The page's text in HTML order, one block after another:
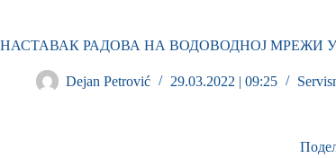
НАСТАВАК РАДОВА НА ВОДОВОДНОЈ МРЕЖИ
Dejan Petrović 29.03.2022 | 09:25